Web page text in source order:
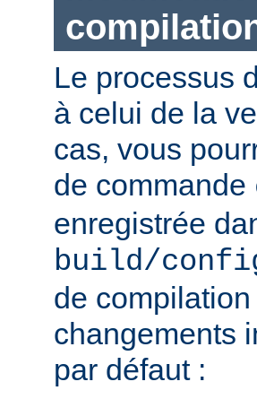
Le processus
à celui de la
cas, vous
de commande
enregistrée
build/
de
changements
par défaut :